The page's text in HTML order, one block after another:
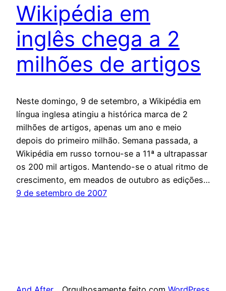
Wikipédia em
inglês chega a 2
milhões de artigos
Neste domingo, 9 de setembro, a Wikipédia em
língua inglesa atingiu a histórica marca de 2
milhões de artigos, apenas um ano e meio
depois do primeiro milhão. Semana passada, a
Wikipédia em russo tornou-se a 11ª a ultrapassar
os 200 mil artigos. Mantendo-se o atual ritmo de
crescimento, em meados de outubro as edições…
9 de setembro de 2007